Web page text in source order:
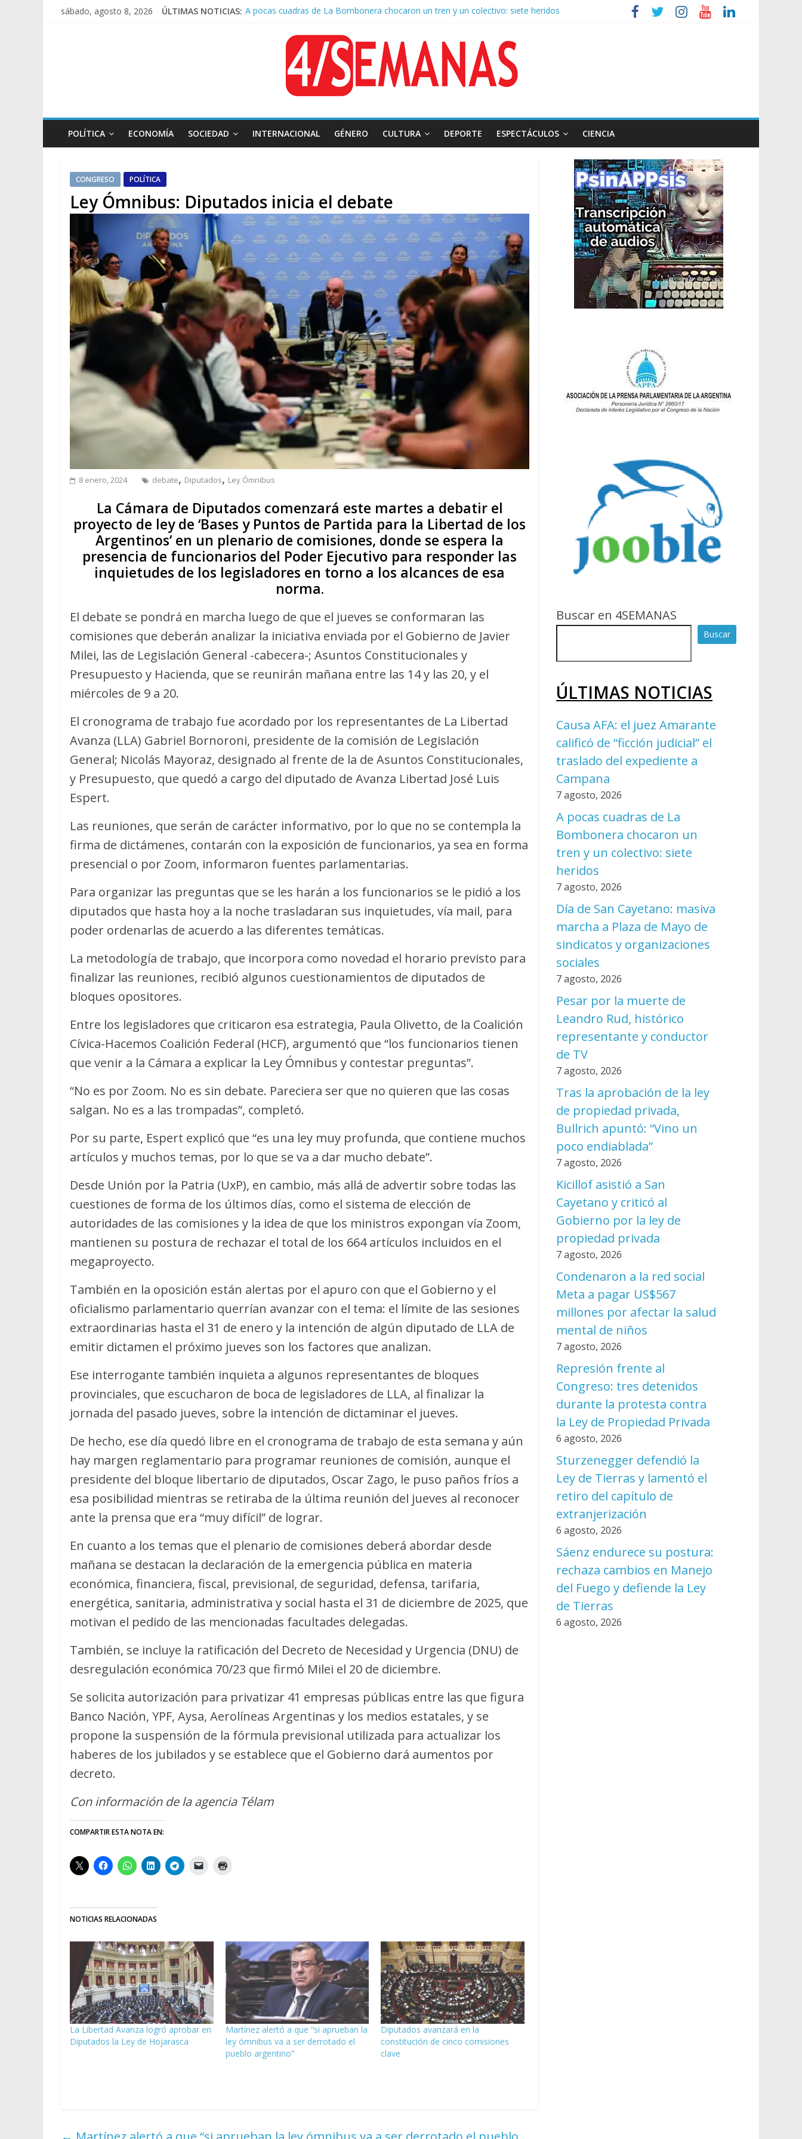
sábado, agosto 8, 2026 ÚLTIMAS NOTICIAS: A pocas cuadras de La Bombonera chocaron un tren y un colectivo: siete heridos
Pesar por la muerte de Leandro Rud, histórico representante y conductor de TV
Tras la aprobación de la ley de propiedad privada, Bullrich apuntó: “Vino un poco endiablada”
Causa AFA: el juez Amarante calificó de “ficción judicial” el traslado del expediente a Campana
POLÍTICA ECONOMÍA SOCIEDAD INTERNACIONAL GÉNERO CULTURA DEPORTE ESPECTÁCULOS CIENCIA
CONGRESO POLÍTICA
Ley Ómnibus: Diputados inicia el debate
8 enero, 2024 debate, Diputados, Ley Ómnibus
La Cámara de Diputados comenzará este martes a debatir el
proyecto de ley de ‘Bases y Puntos de Partida para la Libertad de los
Argentinos’ en un plenario de comisiones, donde se espera la
presencia de funcionarios del Poder Ejecutivo para responder las
inquietudes de los legisladores en torno a los alcances de esa
norma.
El debate se pondrá en marcha luego de que el jueves se conformaran las
comisiones que deberán analizar la iniciativa enviada por el Gobierno de Javier
Milei, las de Legislación General -cabecera-; Asuntos Constitucionales y
Presupuesto y Hacienda, que se reunirán mañana entre las 14 y las 20, y el
miércoles de 9 a 20.
El cronograma de trabajo fue acordado por los representantes de La Libertad
Avanza (LLA) Gabriel Bornoroni, presidente de la comisión de Legislación
General; Nicolás Mayoraz, designado al frente de la de Asuntos Constitucionales,
y Presupuesto, que quedó a cargo del diputado de Avanza Libertad José Luis
Espert.
Las reuniones, que serán de carácter informativo, por lo que no se contempla la
firma de dictámenes, contarán con la exposición de funcionarios, ya sea en forma
presencial o por Zoom, informaron fuentes parlamentarias.
Para organizar las preguntas que se les harán a los funcionarios se le pidió a los
diputados que hasta hoy a la noche trasladaran sus inquietudes, vía mail, para
poder ordenarlas de acuerdo a las diferentes temáticas.
La metodología de trabajo, que incorpora como novedad el horario previsto para
finalizar las reuniones, recibió algunos cuestionamientos de diputados de
bloques opositores.
Entre los legisladores que criticaron esa estrategia, Paula Olivetto, de la Coalición
Cívica-Hacemos Coalición Federal (HCF), argumentó que “los funcionarios tienen
que venir a la Cámara a explicar la Ley Ómnibus y contestar preguntas”.
“No es por Zoom. No es sin debate. Pareciera ser que no quieren que las cosas
salgan. No es a las trompadas”, completó.
Por su parte, Espert explicó que “es una ley muy profunda, que contiene muchos
artículos y muchos temas, por lo que se va a dar mucho debate”.
Desde Unión por la Patria (UxP), en cambio, más allá de advertir sobre todas las
cuestiones de forma de los últimos días, como el sistema de elección de
autoridades de las comisiones y la idea de que los ministros expongan vía Zoom,
mantienen su postura de rechazar el total de los 664 artículos incluidos en el
megaproyecto.
También en la oposición están alertas por el apuro con que el Gobierno y el
oficialismo parlamentario querrían avanzar con el tema: el límite de las sesiones
extraordinarias hasta el 31 de enero y la intención de algún diputado de LLA de
emitir dictamen el próximo jueves son los factores que analizan.
Ese interrogante también inquieta a algunos representantes de bloques
provinciales, que escucharon de boca de legisladores de LLA, al finalizar la
jornada del pasado jueves, sobre la intención de dictaminar el jueves.
De hecho, ese día quedó libre en el cronograma de trabajo de esta semana y aún
hay margen reglamentario para programar reuniones de comisión, aunque el
presidente del bloque libertario de diputados, Oscar Zago, le puso paños fríos a
esa posibilidad mientras se retiraba de la última reunión del jueves al reconocer
ante la prensa que era “muy difícil” de lograr.
En cuanto a los temas que el plenario de comisiones deberá abordar desde
mañana se destacan la declaración de la emergencia pública en materia
económica, financiera, fiscal, previsional, de seguridad, defensa, tarifaria,
energética, sanitaria, administrativa y social hasta el 31 de diciembre de 2025, que
motivan el pedido de las mencionadas facultades delegadas.
También, se incluye la ratificación del Decreto de Necesidad y Urgencia (DNU) de
desregulación económica 70/23 que firmó Milei el 20 de diciembre.
Se solicita autorización para privatizar 41 empresas públicas entre las que figura
Banco Nación, YPF, Aysa, Aerolíneas Argentinas y los medios estatales, y se
propone la suspensión de la fórmula previsional utilizada para actualizar los
haberes de los jubilados y se establece que el Gobierno dará aumentos por
decreto.
Con información de la agencia Télam
COMPARTIR ESTA NOTA EN:
NOTICIAS RELACIONADAS
La Libertad Avanza logró aprobar en
Diputados la Ley de Hojarasca
Martínez alertó a que “si aprueban la
ley ómnibus va a ser derrotado el
pueblo argentino”
Diputados avanzará en la
constitución de cinco comisiones
clave
Buscar en 4SEMANAS
Buscar
ÚLTIMAS NOTICIAS
Causa AFA: el juez Amarante
calificó de “ficción judicial” el
traslado del expediente a
Campana
7 agosto, 2026
A pocas cuadras de La
Bombonera chocaron un
tren y un colectivo: siete
heridos
7 agosto, 2026
Día de San Cayetano: masiva
marcha a Plaza de Mayo de
sindicatos y organizaciones
sociales
7 agosto, 2026
Pesar por la muerte de
Leandro Rud, histórico
representante y conductor
de TV
7 agosto, 2026
Tras la aprobación de la ley
de propiedad privada,
Bullrich apuntó: “Vino un
poco endiablada”
7 agosto, 2026
Kicillof asistió a San
Cayetano y criticó al
Gobierno por la ley de
propiedad privada
7 agosto, 2026
Condenaron a la red social
Meta a pagar US$567
millones por afectar la salud
mental de niños
7 agosto, 2026
Represión frente al
Congreso: tres detenidos
durante la protesta contra
la Ley de Propiedad Privada
6 agosto, 2026
Sturzenegger defendió la
Ley de Tierras y lamentó el
retiro del capítulo de
extranjerización
6 agosto, 2026
Sáenz endurece su postura:
rechaza cambios en Manejo
del Fuego y defiende la Ley
de Tierras
6 agosto, 2026